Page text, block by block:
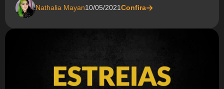
Nathalia Mayan10/05/2021Confira